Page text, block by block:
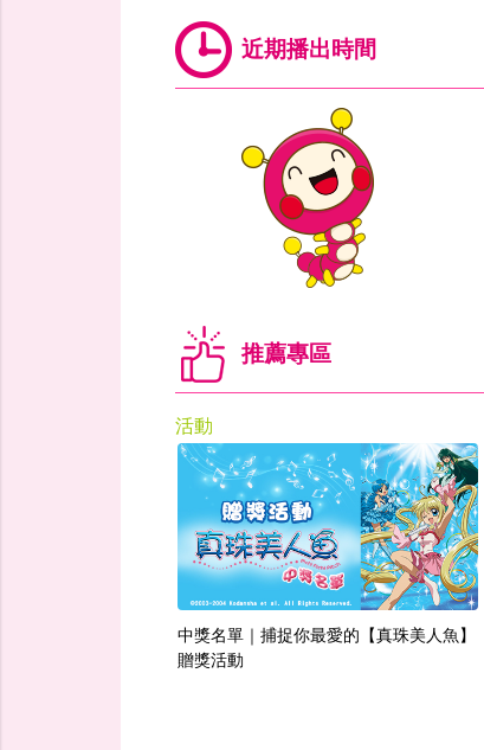
近期播出時間
推薦專區
活動
中獎名單｜捕捉你最愛的【真珠美人魚】
贈獎活動